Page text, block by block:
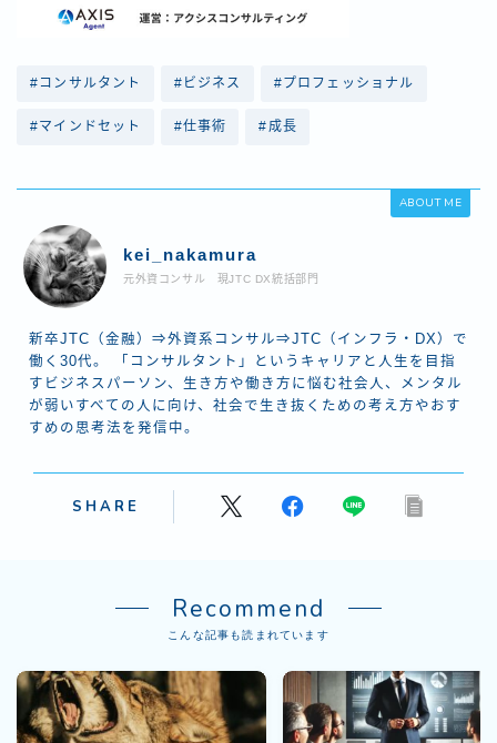
#コンサルタント #ビジネス #プロフェッショナル
#マインドセット #仕事術 #成長
ABOUT ME
kei_nakamura
元外資コンサル 現JTC DX統括部門
新卒JTC（金融）⇒外資系コンサル⇒JTC（インフラ・DX）で
働く30代。 「コンサルタント」というキャリアと人生を目指
すビジネスパーソン、生き方や働き方に悩む社会人、メンタル
が弱いすべての人に向け、社会で生き抜くための考え方やおす
すめの思考法を発信中。
SHARE
Recommend
こんな記事も読まれています